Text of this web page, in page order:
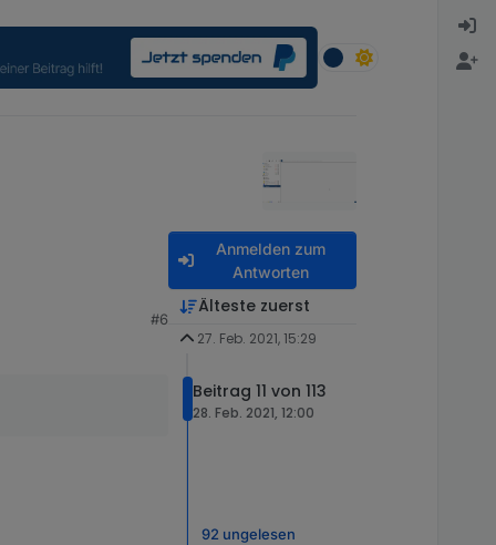
#6
Anmelden zum
Antworten
Älteste zuerst
27. Feb. 2021, 15:29
Beitrag 11 von 113
28. Feb. 2021, 12:00
92 ungelesen